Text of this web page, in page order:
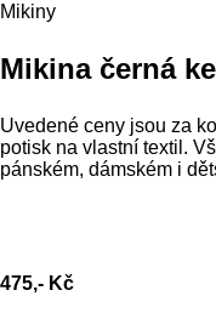
Mikiny
Mikina černá
Uvedené ceny jsou za
potisk na vlastní textil.
pánském, dámském i
475,- Kč